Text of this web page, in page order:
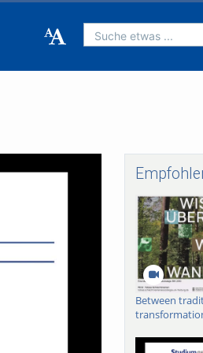
Suche etwas ...
Between